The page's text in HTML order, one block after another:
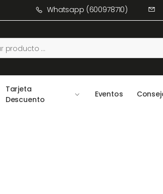
Whatsapp (600978710)
Tarjeta
Descuento
Eventos